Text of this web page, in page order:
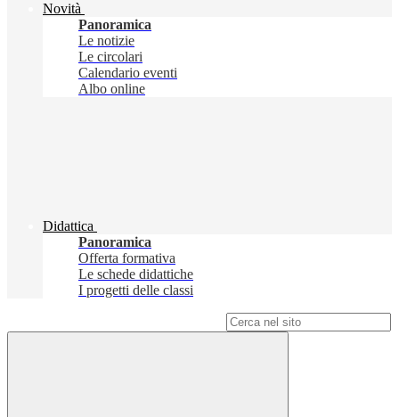
Novità
Panoramica
Le notizie
Le circolari
Calendario eventi
Albo online
Didattica
Panoramica
Offerta formativa
Le schede didattiche
I progetti delle classi